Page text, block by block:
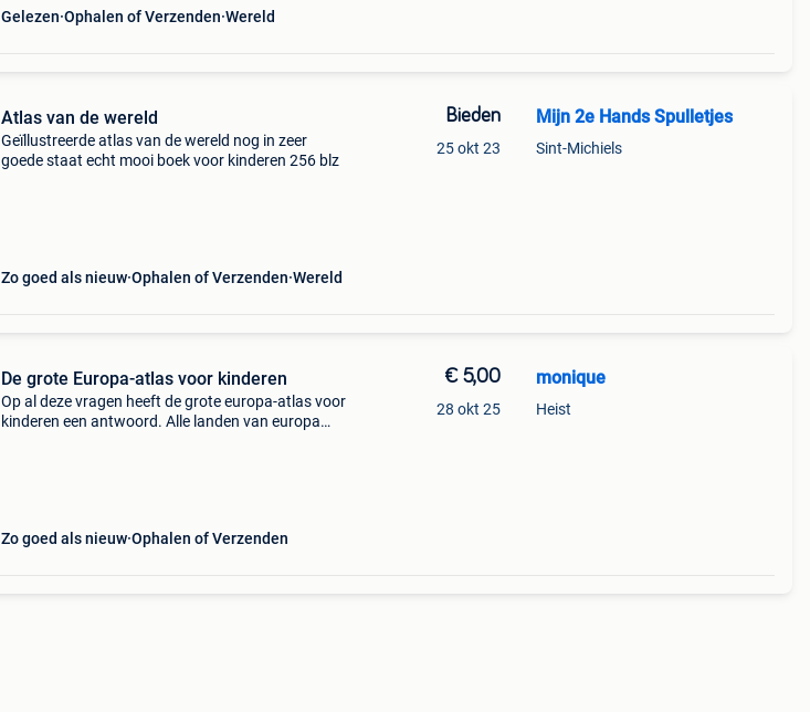
Gelezen Ophalen of Verzenden Wereld
Atlas van de wereld
Geïllustreerde atlas van de wereld nog in zeer
goede staat echt mooi boek voor kinderen 256 blz
Zo goed als nieuw Ophalen of Verzenden Wereld
Bieden
25 okt 23
Mijn 2e Hands Spulletjes
Sint-Michiels
De grote Europa-atlas voor kinderen
Op al deze vragen heeft de grote europa-atlas voor
kinderen een antwoord. Alle landen van europa
Zo goed als nieuw Ophalen of Verzenden
€ 5,00
28 okt 25
monique
Heist